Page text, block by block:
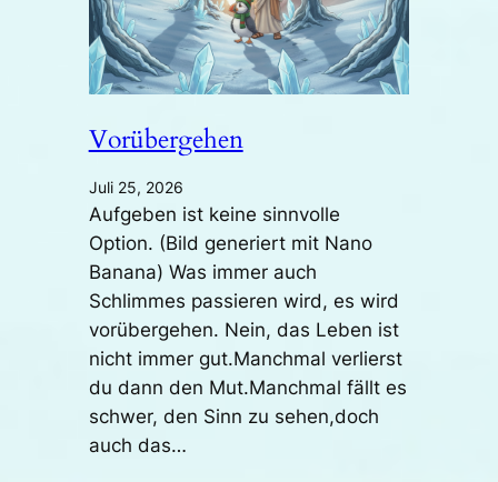
Vorübergehen
Juli 25, 2026
Aufgeben ist keine sinnvolle
Option. (Bild generiert mit Nano
Banana) Was immer auch
Schlimmes passieren wird, es wird
vorübergehen. Nein, das Leben ist
nicht immer gut.Manchmal verlierst
du dann den Mut.Manchmal fällt es
schwer, den Sinn zu sehen,doch
auch das…